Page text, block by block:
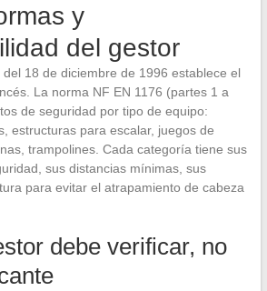
y
del gestor
del 18 de diciembre de 1996 establece el
La norma NF EN 1176 (partes 1 a
de seguridad por tipo de equipo:
estructuras para escalar, juegos de
trampolines. Cada categoría tiene sus
sus distancias mínimas, sus
para evitar el atrapamiento de cabeza
debe verificar, no